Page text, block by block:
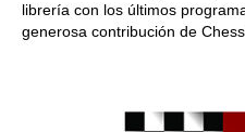
librería con los últimos
generosa contribución de